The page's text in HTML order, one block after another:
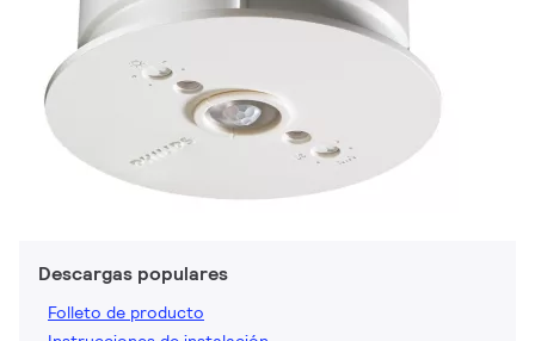
Descargas populares
Folleto de producto